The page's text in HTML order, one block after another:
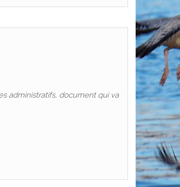
administratifs, document qui va